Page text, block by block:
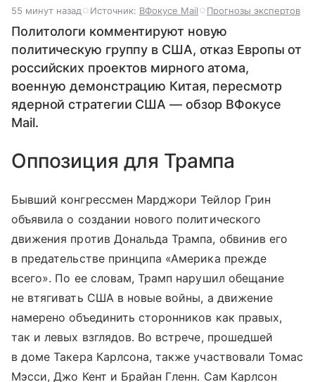
55 минут назад Источник: ВФокусе Mail Прогнозы экспертов
Политологи комментируют новую
политическую группу в США, отказ Европы от
российских проектов мирного атома,
военную демонстрацию Китая, пересмотр
ядерной стратегии США — обзор ВФокусе
Mail.
Оппозиция для Трампа
Бывший конгрессмен Марджори Тейлор Грин
объявила о создании нового политического
движения против Дональда Трампа, обвинив его
в предательстве принципа «Америка прежде
всего». По ее словам, Трамп нарушил обещание
не втягивать США в новые войны, а движение
намерено объединить сторонников как правых,
так и левых взглядов. Во встрече, прошедшей
в доме Такера Карлсона, также участвовали Томас
Мэсси, Джо Кент и Брайан Гленн. Сам Карлсон